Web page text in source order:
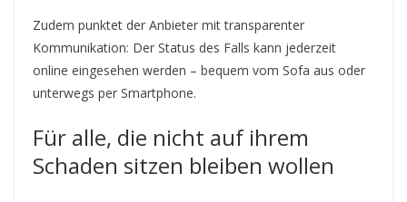
Zudem punktet der Anbieter mit transparenter
Kommunikation: Der Status des Falls kann jederzeit
online eingesehen werden – bequem vom Sofa aus oder
unterwegs per Smartphone.
Für alle, die nicht auf ihrem
Schaden sitzen bleiben wollen